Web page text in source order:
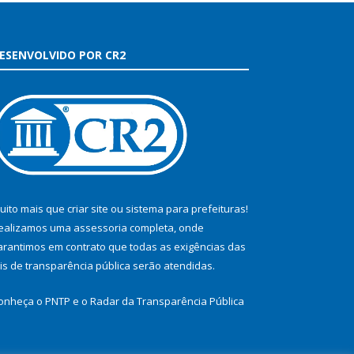
POR CR2
mais que criar site ou sistema para prefeituras!
uma assessoria completa, onde
em contrato que todas as exigências das
de transparência pública serão atendidas.
o PNTP e o Radar da Transparência Pública